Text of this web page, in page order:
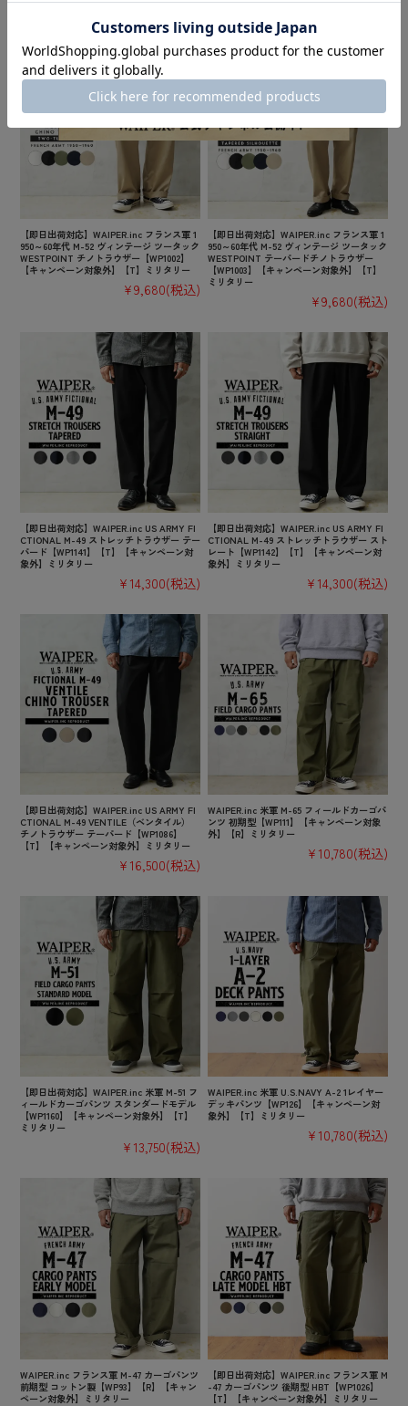
ム
【即日出荷対応】WAIPER.inc フランス軍 1
950～60年代 M-52 ヴィンテージ ツータック
WESTPOINT チノトラウザー【WP1002】
【キャンペーン対象外】【T】ミリタリー
¥9,680(税込)
【即日出荷対応】WAIPER.inc フランス軍 1
950～60年代 M-52 ヴィンテージ ツータック
WESTPOINT テーパードチノトラウザー
【WP1003】【キャンペーン対象外】【T】
ミリタリー
¥9,680(税込)
【即日出荷対応】WAIPER.inc US ARMY FI
CTIONAL M-49 ストレッチトラウザー テー
パード【WP1141】【T】【キャンペーン対
象外】ミリタリー
¥14,300(税込)
【即日出荷対応】WAIPER.inc US ARMY FI
CTIONAL M-49 ストレッチトラウザー スト
レート【WP1142】【T】【キャンペーン対
象外】ミリタリー
¥14,300(税込)
【即日出荷対応】WAIPER.inc US ARMY FI
CTIONAL M-49 VENTILE（ベンタイル）
チノトラウザー テーパード【WP1086】
【T】【キャンペーン対象外】ミリタリー
¥16,500(税込)
WAIPER.inc 米軍 M-65 フィールドカーゴパ
ンツ 初期型【WP111】【キャンペーン対象
外】【R】ミリタリー
¥10,780(税込)
【即日出荷対応】WAIPER.inc 米軍 M-51 フ
ィールドカーゴパンツ スタンダードモデル
【WP1160】【キャンペーン対象外】【T】
ミリタリー
¥13,750(税込)
WAIPER.inc 米軍 U.S.NAVY A-2 1レイヤー
デッキパンツ【WP126】【キャンペーン対
象外】【T】ミリタリー
¥10,780(税込)
WAIPER.inc フランス軍 M-47 カーゴパンツ
前期型 コットン製【WP93】【R】【キャン
ペーン対象外】ミリタリー
【即日出荷対応】WAIPER.inc フランス軍 M
-47 カーゴパンツ 後期型 HBT【WP1026】
【T】【キャンペーン対象外】ミリタリー